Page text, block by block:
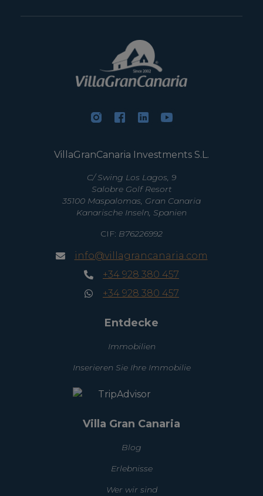
VillaGranCanaria Investments S.L.
C/ Swing Los Lagos, 9
Salobre Golf Resort
35100 Maspalomas, Gran Canaria
Kanarische Inseln, Spanien
CIF: B76226992
info@villagrancanaria.com
+34 928 380 457
+34 928 380 457
Entdecke
Immobilien
Inserieren Sie Ihre Immobilie
Villa Gran Canaria
Blog
Erlebnisse
Wer wir sind